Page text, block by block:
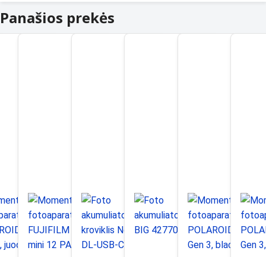
Panašios prekės